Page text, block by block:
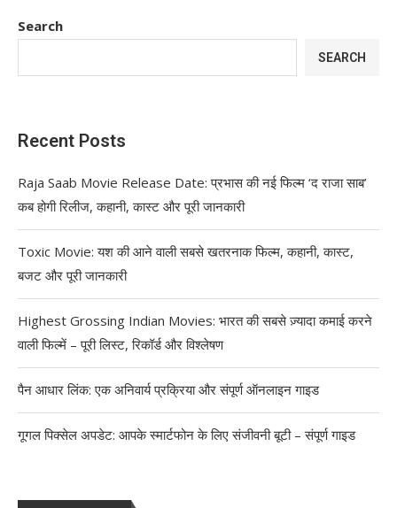
Search
SEARCH
Recent Posts
Raja Saab Movie Release Date: प्रभास की नई फिल्म ‘द राजा साब’
कब होगी रिलीज, कहानी, कास्ट और पूरी जानकारी
Toxic Movie: यश की आने वाली सबसे खतरनाक फिल्म, कहानी, कास्ट,
बजट और पूरी जानकारी
Highest Grossing Indian Movies: भारत की सबसे ज़्यादा कमाई करने
वाली फिल्में – पूरी लिस्ट, रिकॉर्ड और विश्लेषण
पैन आधार लिंक: एक अनिवार्य प्रक्रिया और संपूर्ण ऑनलाइन गाइड
गूगल पिक्सेल अपडेट: आपके स्मार्टफोन के लिए संजीवनी बूटी – संपूर्ण गाइड